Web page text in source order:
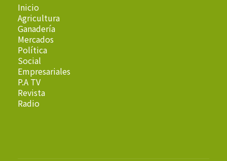
Inicio
Agricultura
Ganadería
Mercados
Política
Social
Empresariales
P.A TV
Revista
Radio